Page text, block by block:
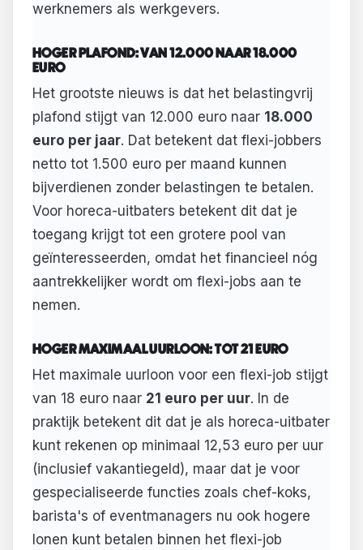
werknemers als werkgevers.
HOGER PLAFOND: VAN 12.000 NAAR 18.000
EURO
Het grootste nieuws is dat het belastingvrij
plafond stijgt van 12.000 euro naar 18.000
euro per jaar. Dat betekent dat flexi-jobbers
netto tot 1.500 euro per maand kunnen
bijverdienen zonder belastingen te betalen.
Voor horeca-uitbaters betekent dit dat je
toegang krijgt tot een grotere pool van
geïnteresseerden, omdat het financieel nóg
aantrekkelijker wordt om flexi-jobs aan te
nemen.
HOGER MAXIMAAL UURLOON: TOT 21 EURO
Het maximale uurloon voor een flexi-job stijgt
van 18 euro naar 21 euro per uur. In de
praktijk betekent dit dat je als horeca-uitbater
kunt rekenen op minimaal 12,53 euro per uur
(inclusief vakantiegeld), maar dat je voor
gespecialiseerde functies zoals chef-koks,
barista's of eventmanagers nu ook hogere
lonen kunt betalen binnen het flexi-job